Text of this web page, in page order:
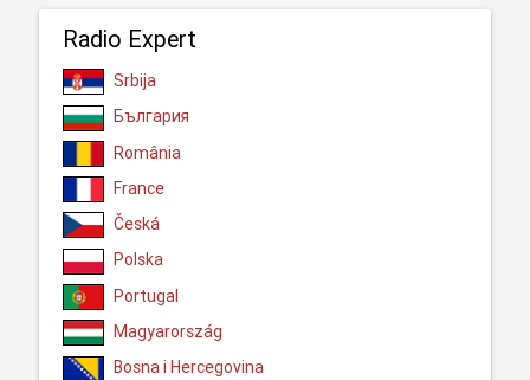
Radio Expert
Srbija
България
România
France
Česká
Polska
Portugal
Magyarország
Bosna i Hercegovina